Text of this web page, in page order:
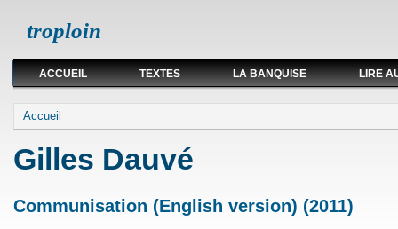
troploin
ACCUEIL TEXTES LA BANQUISE LIRE
Vous êtes ici
Accueil
Gilles Dauvé
Communisation (English version) (2011)